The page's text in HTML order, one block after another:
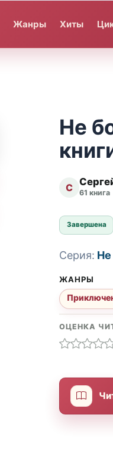
Жанры Хиты
Не
С 61 книга
Завершена
Серия: Не
ЖАНРЫ
ОЦЕНКА